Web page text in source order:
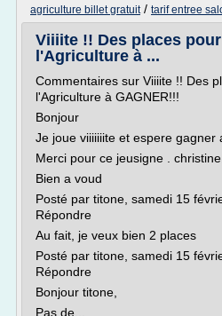
agriculture billet gratuit/ tarif entree
Viiiite !! Des places
l'Agriculture à ...
Commentaires sur Viiiite !! Des
l'Agriculture à GAGNER!!!
Bonjour
Je joue viiiiiiite et espere gagner
Merci pour ce jeusigne .
Bien a voud
Posté par titone, samedi 15
Répondre
Au fait, je veux bien 2 places
Posté par titone, samedi 15
Répondre
Bonjour titone,
Pas de...